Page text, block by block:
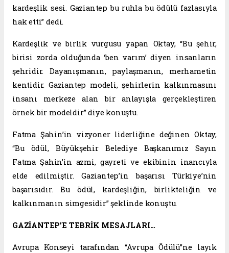
kardeşlik sesi. Gaziantep bu ruhla bu ödülü fazlasıyla
hak etti” dedi.
Kardeşlik ve birlik vurgusu yapan Oktay, “Bu şehir,
birisi zorda olduğunda ‘ben varım’ diyen insanların
şehridir. Dayanışmanın, paylaşmanın, merhametin
kentidir. Gaziantep modeli, şehirlerin kalkınmasını
insanı merkeze alan bir anlayışla gerçekleştiren
örnek bir modeldir” diye konuştu.
Fatma Şahin’in vizyoner liderliğine değinen Oktay,
“Bu ödül, Büyükşehir Belediye Başkanımız Sayın
Fatma Şahin’in azmi, gayreti ve ekibinin inancıyla
elde edilmiştir. Gaziantep’in başarısı Türkiye’nin
başarısıdır. Bu ödül, kardeşliğin, birlikteliğin ve
kalkınmanın simgesidir” şeklinde konuştu.
GAZİANTEP’E TEBRİK MESAJLARI…
Avrupa Konseyi tarafından “Avrupa Ödülü”ne layık